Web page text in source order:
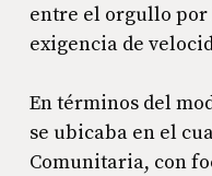
entre el orgullo
exigencia de
En términos del
se ubicaba en el
Comunitaria, con